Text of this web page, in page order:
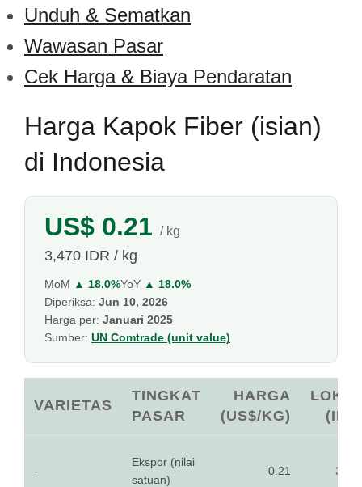
Unduh & Sematkan
Wawasan Pasar
Cek Harga & Biaya Pendaratan
Harga Kapok Fiber (isian)
di Indonesia
US$ 0.21 / kg
3,470 IDR / kg
MoM ▲ 18.0%YoY ▲ 18.0%
Diperiksa: Jun 10, 2026
Harga per: Januari 2025
Sumber: UN Comtrade (unit value)
VARIETAS
TINGKAT
PASAR
HARGA
(US$/KG)
-
Ekspor (nilai
satuan)
0.21